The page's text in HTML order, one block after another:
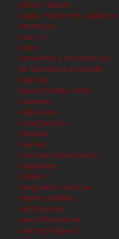
calles o plazas
casas, mansiones, palacios
catalunya
cine / tv
cines
conventos y monasterios
de Barcelona al mundo
deporte
desmontando mitos
eixample
empresas
espectáculos
fabricas
fuentes
historias impactantes
hospitales
hoteles
imaginario colectivo
imprescindibles
instituciones
marca Barcelona
marcaron época